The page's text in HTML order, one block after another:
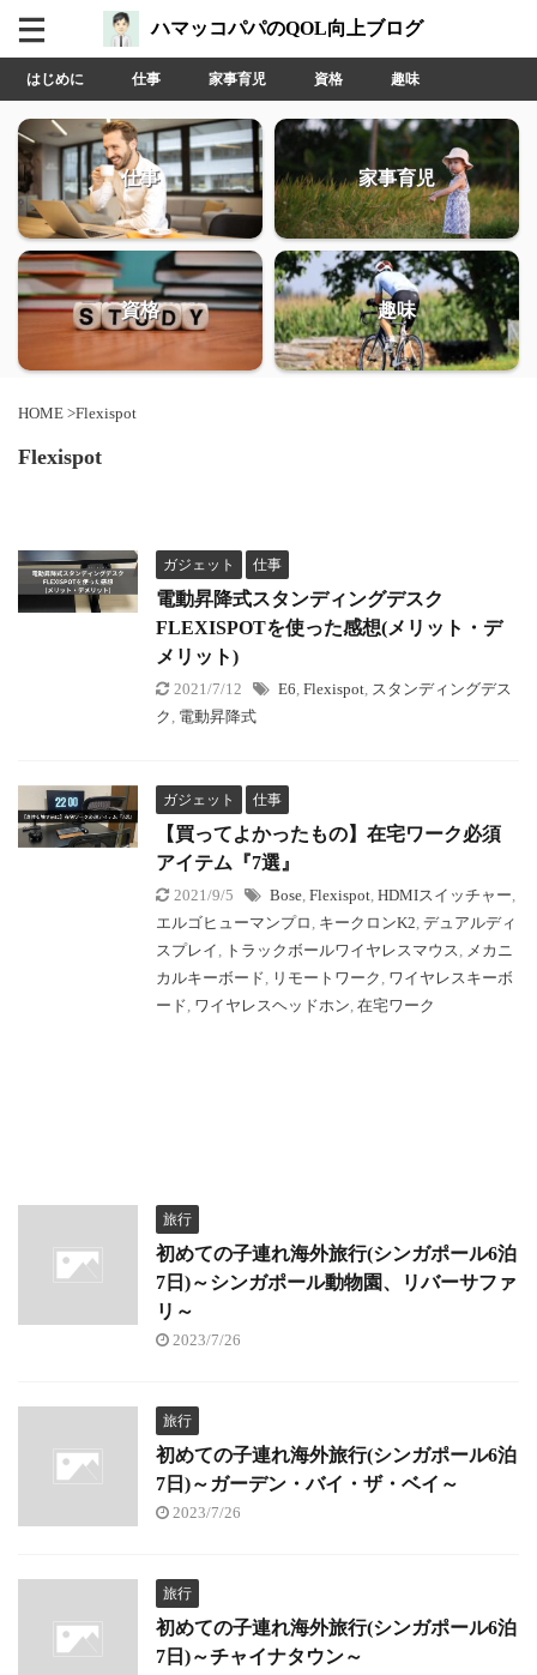
ハマッコパパのQOL向上ブログ
はじめに 仕事 家事育児 資格 趣味
仕事 家事育児
資格 趣味
HOME >Flexispot
Flexispot
ガジェット 仕事
電動昇降式スタンディングデスク
FLEXISPOTを使った感想(メリット・デ
メリット)
2021/7/12 E6, Flexispot, スタンディングデス
ク , 電動昇降式
ガジェット 仕事
【買ってよかったもの】在宅ワーク必須
アイテム『7選』
2021/9/5 Bose, Flexispot, HDMIスイッチャー,
エルゴヒューマンプロ , キークロンK2, デュアルディ
スプレイ , トラックボールワイヤレスマウス, メカニ
カルキーボード, リモートワーク , ワイヤレスキーボ
ード, ワイヤレスヘッドホン, 在宅ワーク
旅行
初めての子連れ海外旅行(シンガポール6泊
7日)～シンガポール動物園、リバーサファ
リ～
2023/7/26
旅行
初めての子連れ海外旅行(シンガポール6泊
7日)～ガーデン・バイ・ザ・ベイ～
2023/7/26
旅行
初めての子連れ海外旅行(シンガポール6泊
7日)～チャイナタウン～